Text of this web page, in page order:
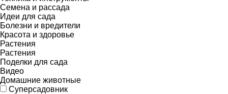
Семена и рассада
Идеи для сада
Болезни и вредители
Красота и здоровье
Растения
Растения
Поделки для сада
Видео
Домашние животные
Суперсадовник